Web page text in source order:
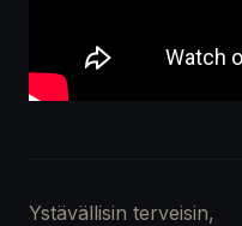
Ystävällisin terveisin,